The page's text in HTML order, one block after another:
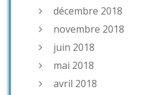
décembre 2018
novembre 2018
juin 2018
mai 2018
avril 2018